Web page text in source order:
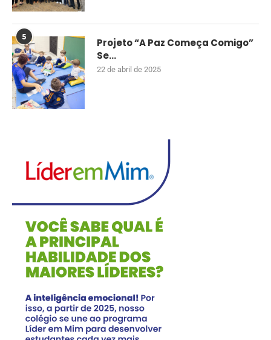
5
Projeto “A Paz Começa Comigo”
Se...
22 de abril de 2025